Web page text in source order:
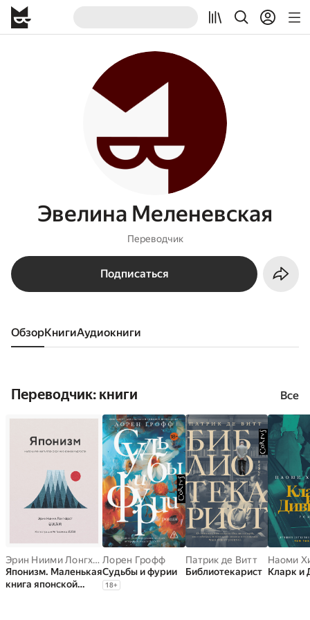
Эвелина Меленевская
Переводчик
Подписаться
Обзор книги аудиокниги
Переводчик: книги Все
Эрин Ниими Лонгхёрст
Японизм. Маленькая
книга японской
Лорен Грофф
Судьбы и фурии
18+
Патрик де Витт
Библиотекарист
Наоми
Кларк и